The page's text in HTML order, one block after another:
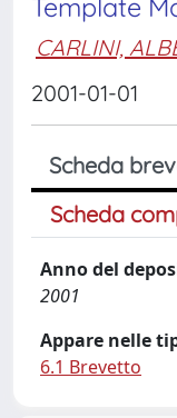
Template
CARLINI,
2001-01-01
Scheda
Scheda
Anno del
2001
Appare nelle
6.1 Brevetto